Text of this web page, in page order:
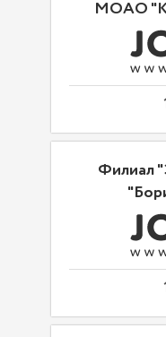
МОАО
Филиал